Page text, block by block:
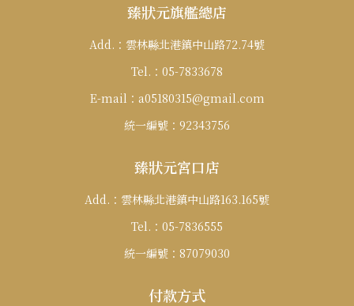
臻狀元旗艦總店
Add.： 雲林縣北港鎮中山路72.74號
Tel.： 05-7833678
E-mail： a05180315@gmail.com
統一編號： 92343756
臻狀元宮口店
Add.： 雲林縣北港鎮中山路163.165號
Tel.： 05-7836555
統一編號： 87079030
付款方式